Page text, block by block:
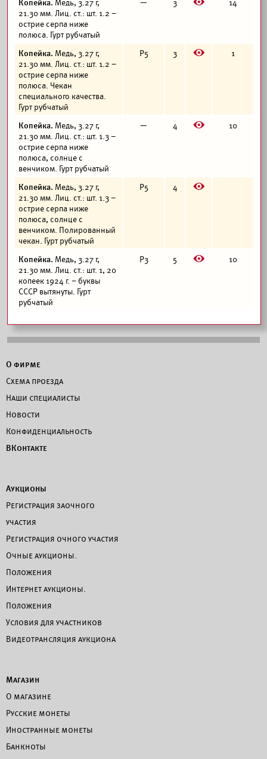
Копейка. Медь, 3.27 г,
21.30 мм. Лиц. ст.: шт. 1.2 –
острие серпа ниже
полюса. Гурт рубчатый
— 3 14
Копейка. Медь, 3.27 г,
21.30 мм. Лиц. ст.: шт. 1.2 –
острие серпа ниже
полюса. Чекан
специального качества.
Гурт рубчатый
Р5 3 E 1
Копейка. Медь, 3.27 г,
21.30 мм. Лиц. ст.: шт. 1.3 –
острие серпа ниже
полюса, солнце с
венчиком. Гурт рубчатый
— 4 E 10
Копейка. Медь, 3.27 г,
21.30 мм. Лиц. ст.: шт. 1.3 –
острие серпа ниже
полюса, солнце с
венчиком. Полированный
чекан. Гурт рубчатый
Р5 4 E
Копейка. Медь, 3.27 г,
21.30 мм. Лиц. ст.: шт. 1, 20
копеек 1924 г. – буквы
СССР вытянуты. Гурт
рубчатый
Р3 5 E 10
О фирме
Схема проезда
Наши специалисты
Новости
Конфиденциальность
ВКонтакте
Аукционы
Регистрация заочного
участия
Регистрация очного участия
Очные аукционы.
Положения
Интернет аукционы.
Положения
Условия для участников
Видеотрансляция аукциона
Магазин
О магазине
Русские монеты
Иностранные монеты
Банкноты